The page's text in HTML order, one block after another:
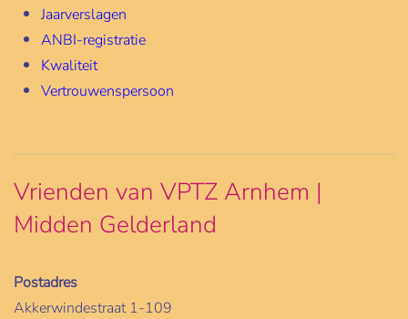
Jaarverslagen
ANBI-registratie
Kwaliteit
Vertrouwenspersoon
Vrienden van VPTZ Arnhem |
Midden Gelderland
Postadres
Akkerwindestraat 1-109